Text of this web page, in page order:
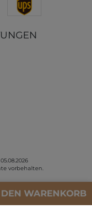
WARENKORB
vorbehalten.